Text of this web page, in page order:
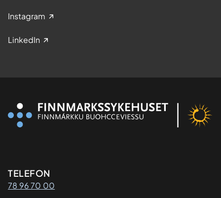
Instagram
LinkedIn
Kontaktinformasjon
TELEFON
78 96 70 00